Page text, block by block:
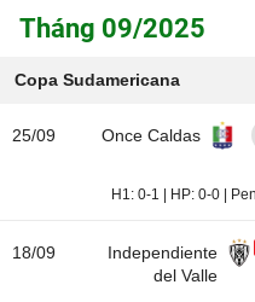
Tháng 09/2025
Copa Sudamericana
25/09 Once Caldas
H1:0-1 HP:0-0
18/09
Independiente
del Valle